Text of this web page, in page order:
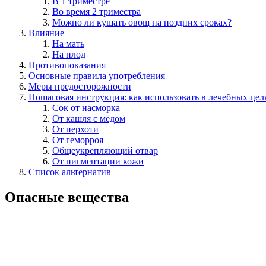
Во время 2 триместра
Можно ли кушать овощ на поздних сроках?
Влияние
На мать
На плод
Противопоказания
Основные правила употребления
Меры предосторожности
Пошаговая инструкция: как использовать в лечебных
Сок от насморка
От кашля с мёдом
От перхоти
От геморроя
Общеукрепляющий отвар
От пигментации кожи
Список альтернатив
Опасные вещества